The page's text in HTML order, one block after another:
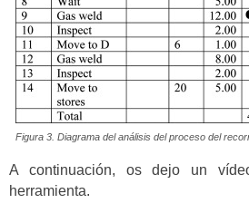
Figura 3. Diagrama del análisis del proceso del
A continuación, os dejo un
herramienta.